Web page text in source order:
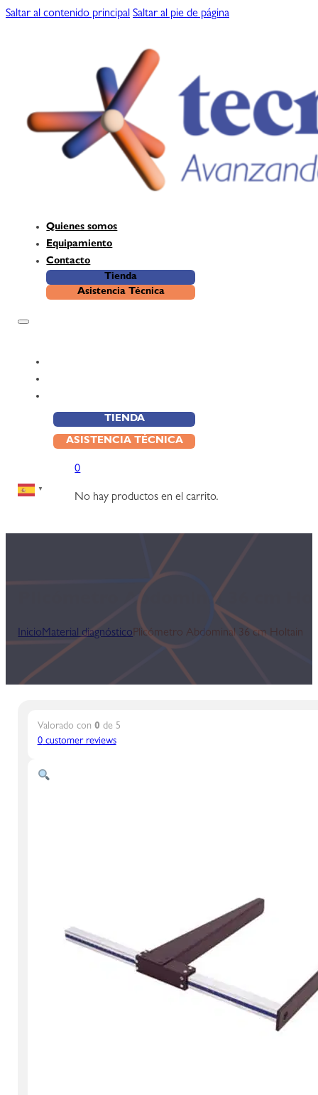
Saltar al contenido principal Saltar al pie de página
Quienes somos
Equipamiento
Contacto
Tienda
Asistencia Técnica
TIENDA
ASISTENCIA TÉCNICA
▼
0
No hay productos en el carrito.
Plicómetro Abdominal 36 cm
InicioMaterial diagnósticoPlicómetro Abdominal 36 cm Holtain
Valorado con 0 de 5
0customer reviews